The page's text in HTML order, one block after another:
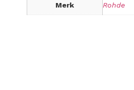
Merk Rohde